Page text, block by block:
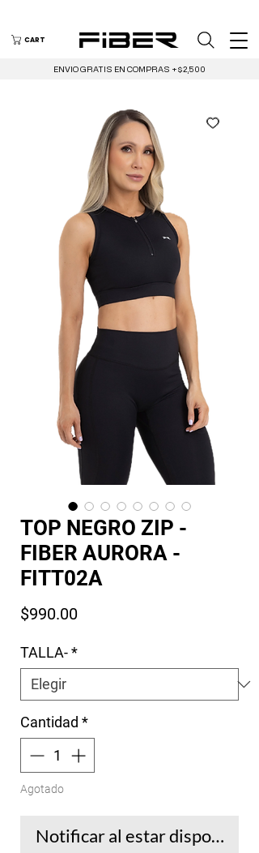
CART
ENVIO GRATIS EN COMPRAS +$2,500
TOP NEGRO ZIP -
FIBER AURORA -
FITT02A
$990.00Precio
TALLA-*
Cantidad *
Agotado
Notificar al estar disponible